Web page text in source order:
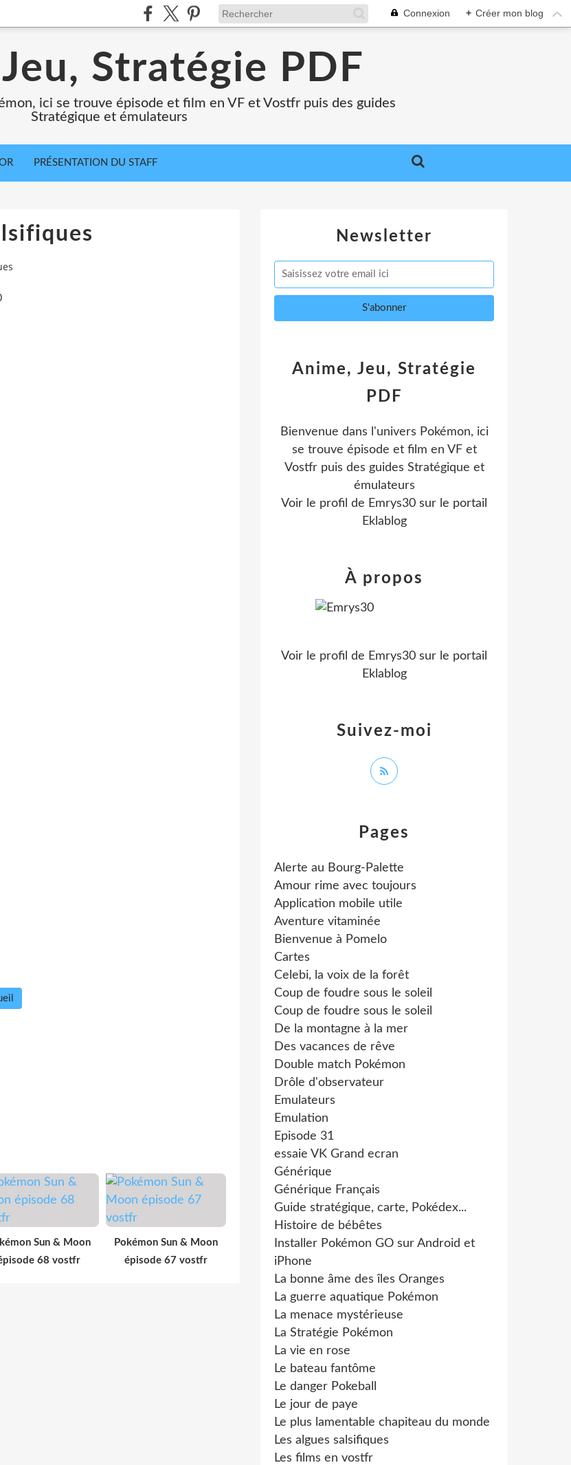
Connexion + Créer mon blog
Stratégie PDF
ici se trouve épisode et film en VF et Vostfr puis des guides
Stratégique et émulateurs
PRÉSENTATION DU STAFF
Sun & Moon
68 vostfr
Pokémon Sun & Moon
épisode 67 vostfr
Newsletter
Pages
Alerte au Bourg-Palette
Amour rime avec toujours
Application mobile utile
Aventure vitaminée
Bienvenue à Pomelo
Cartes
Celebi, la voix de la forêt
Coup de foudre sous le soleil
Coup de foudre sous le soleil
De la montagne à la mer
Des vacances de rêve
Double match Pokémon
Drôle d'observateur
Emulateurs
Emulation
Episode 31
essaie VK Grand ecran
Générique
Générique Français
Guide stratégique, carte, Pokédex...
Histoire de bébêtes
Installer Pokémon GO sur Android et
iPhone
La bonne âme des îles Oranges
La guerre aquatique Pokémon
La menace mystérieuse
La Stratégie Pokémon
La vie en rose
Le bateau fantôme
Le danger Pokeball
Le jour de paye
Le plus lamentable chapiteau du monde
Les algues salsifiques
Les films en vostfr
Anime, Jeu, Stratégie
PDF
Bienvenue dans l'univers Pokémon, ici
se trouve épisode et film en VF et
Vostfr puis des guides Stratégique et
émulateurs
Voir le profil de Emrys30 sur le portail
Eklablog
Suivez-moi
À propos
Voir le profil de Emrys30 sur le portail
Eklablog